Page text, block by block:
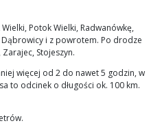
Potok Wielki, Radwanówkę,
i z powrotem. Po drodze
Stojeszyn.
więcej od 2 do nawet 5 godzin, w
to odcinek o długości ok. 100 km.